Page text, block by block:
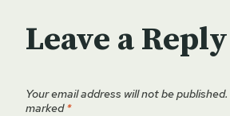
Leave a Reply
Your email address will not be published.
marked*